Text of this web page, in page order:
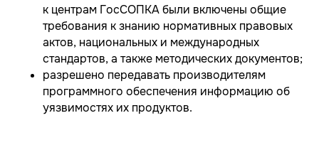
к центрам ГосСОПКА были включены общие
требования к знанию нормативных правовых
актов, национальных и международных
стандартов, а также методических документов;
разрешено передавать производителям
программного обеспечения информацию об
уязвимостях их продуктов.